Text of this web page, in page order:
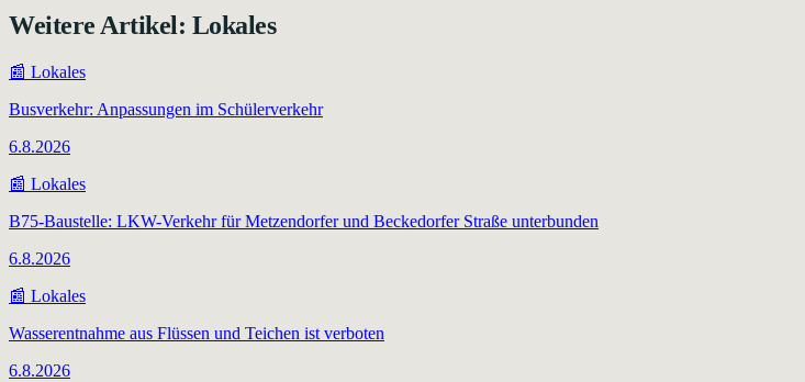
Weitere Artikel: Lokales
📰 Lokales
Busverkehr: Anpassungen im Schülerverkehr
6.8.2026
📰 Lokales
B75-Baustelle: LKW-Verkehr für Metzendorfer und Beckedorfer Straße unterbunden
6.8.2026
📰 Lokales
Wasserentnahme aus Flüssen und Teichen ist verboten
6.8.2026